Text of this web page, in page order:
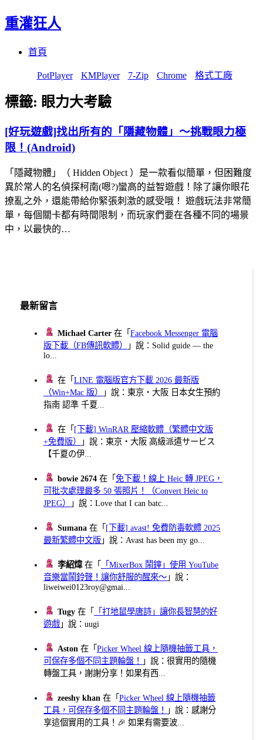
重灌狂人
首頁
PotPlayer KMPlayer 7-Zip Chrome 格式工廠
標籤: 眼力大考驗
[好玩遊戲]找出所有的「隱藏物體」～挑戰眼力極
限！(Android)
「隱藏物體」（ Hidden Object ）是一款看似簡單，但困難度
異於常人的名偵探柯南(嗯?)蠻高的益智遊戲！除了讓你眼花
撩亂之外，還能帶給你緊張刺激的感受哦！ 遊戲玩法非常簡
單，每個關卡都有時間限制，而玩家們要在各種不同的場景
中，以最快的…
最新留言
Michael Carter 在「Facebook Messenger 電腦
版下載（FB傳訊軟體）
」說：Solid guide — the
lo...
在「LINE 電腦版官方下載 2026 最新版
（Win+Mac 版）
」說：東京・大阪 日本女生預約
指南 認準 千夏...
在「 [下載] WinRAR 壓縮軟體（繁體中文版
+免費版）
」說：東京・大阪 高級派遣サービス
【千夏の伊...
bowie 2674 在「免下載！線上 Heic 轉 JPEG，
可批次處理最多 50 張照片！（Convert Heic to
JPEG）
」說：Love that I can batc...
Sumana 在「 [下載] avast! 免費防毒軟體 2025
最新繁體中文版 」說：Avast has been my go...
李紹煒在「
「MixerBox 鬧鐘」使用 YouTube
音樂當鬧鈴聲！讓你舒服的醒來～ 」說：
liweiwei0123roy@gmai...
Tugy 在「
「打地鼠學唐詩」讓你長智慧的好
遊戲 」說：uugi
Aston 在「Picker Wheel 線上隨機抽籤工具，
可保存多個不同主題輪盤！
」說：很實用的隨機
轉盤工具，謝謝分享！如果有西...
zeeshy khan 在「Picker Wheel 線上隨機抽籤
工具，可保存多個不同主題輪盤！
」說：感謝分
享這個實用的工具！🎉 如果有需要波...